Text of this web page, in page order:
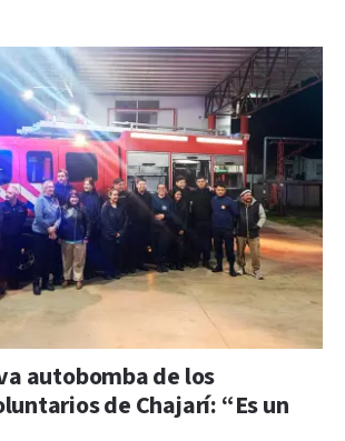
autobomba de los
de Chajarí: “Es un